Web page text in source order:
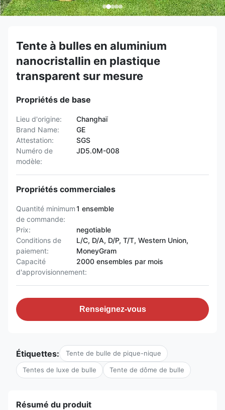
Tente à bulles en aluminium
nanocristallin en plastique
transparent sur mesure
Propriétés de base
Lieu d'origine:
Changhaï
Brand Name:
GE
Attestation:
SGS
Numéro de
modèle:
JD5.0M-008
Propriétés commerciales
Quantité minimum
de commande:
1 ensemble
Prix:
negotiable
Conditions de
paiement:
L/C, D/A, D/P, T/T, Western Union,
MoneyGram
Capacité
d'approvisionnement:
2000 ensembles par mois
Renseignez-vous
Étiquettes: Tente de bulle de pique-nique
Tentes de luxe de bulle Tente de dôme de bulle
Résumé du produit